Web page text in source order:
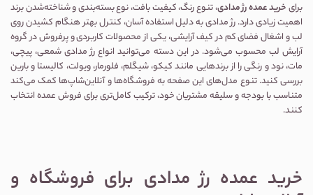
برایخرید عمده رژ مدادی، تنوع رنگ، کیفیت بافت، نوع بسته‌بندی و شناخته‌شدن برند
اهمیت زیادی دارد. رژ مدادی به دلیل استفاده آسان، کنترل بهتر هنگام کشیدن روی
لب و اشغال فضای کم در کیف آرایشی، یکی از محصولات کاربردی و پرفروش در گروه
آرایش لب محسوب می‌شود. در این دسته می‌توانید انواع رژ مدادی شمعی، پیچی،
مات، نود و رنگی را از برندهایی مانند کیکو، شیگلم، فلورمار، ویولت، کالیستا و بارین
بررسی کنید. تنوع مدل‌های این صفحه به فروشگاه‌ها و آنلاین‌شاپ‌ها کمک می‌کند
متناسب با بودجه و سلیقه مشتریان خود، ترکیب کامل‌تری برای فروش عمده انتخاب
کنند.
خرید عمده رژ مدادی برای فروشگاه و